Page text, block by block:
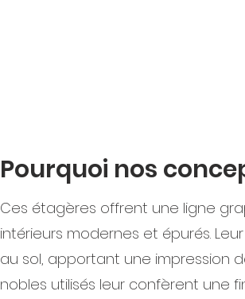
Pourquoi nos
Ces étagères offrent une ligne
intérieurs modernes et épurés.
au sol, apportant une impression
nobles utilisés leur confèrent une